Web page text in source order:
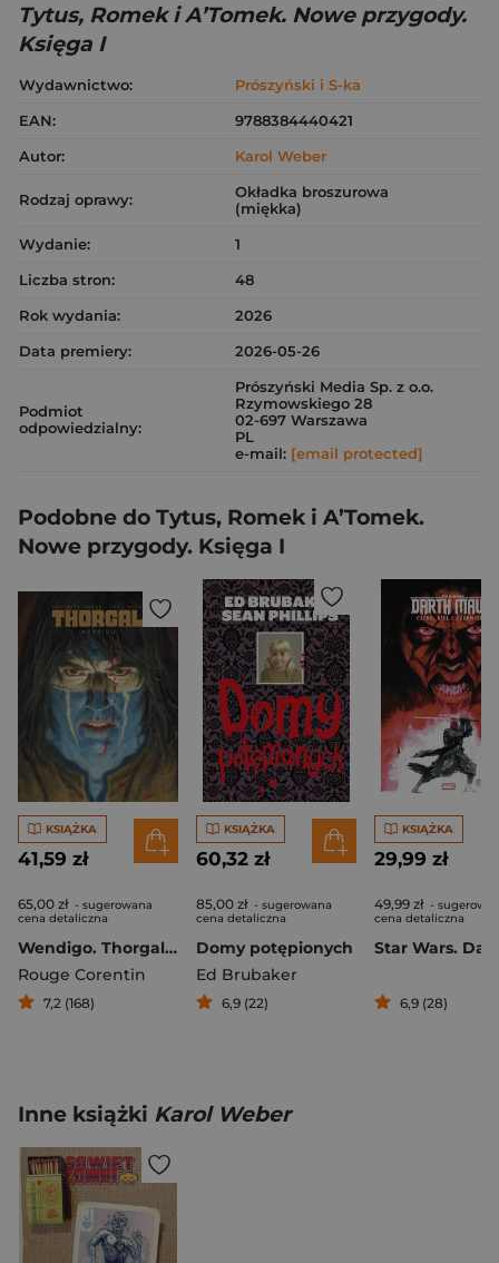
Tytus, Romek i A’Tomek. Nowe przygody.
Księga I
Wydawnictwo:
Prószyński i S-ka
EAN:
9788384440421
Autor:
Karol Weber
Rodzaj oprawy:
Okładka broszurowa
(miękka)
Wydanie:
1
Liczba stron:
48
Rok wydania:
2026
Data premiery:
2026-05-26
Podmiot
odpowiedzialny:
Prószyński Media Sp. z o.o.
Rzymowskiego 28
02-697 Warszawa
PL
e-mail: [email protected]
Podobne do Tytus, Romek i A’Tomek.
Nowe przygody. Księga I
KSIĄŻKA
41,59 zł
65,00 zł - sugerowana
cena detaliczna
Wendigo. Thorgal. Saga
Rouge Corentin
7,2 (168)
KSIĄŻKA
60,32 zł
85,00 zł - sugerowana
cena detaliczna
Domy potępionych
Ed Brubaker
6,9 (22)
KSIĄŻKA
29,99 zł
49,99 zł -
cena detaliczna
6,9 (28)
Inne książki Karol Weber